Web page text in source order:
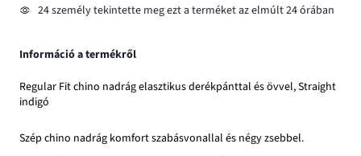
24 személy tekintette meg ezt a terméket az elmúlt 24 órában
Információ a termékről
Regular Fit chino nadrág elasztikus derékpánttal és övvel, Straight
indigó
Szép chino nadrág komfort szabásvonallal és négy zsebbel.